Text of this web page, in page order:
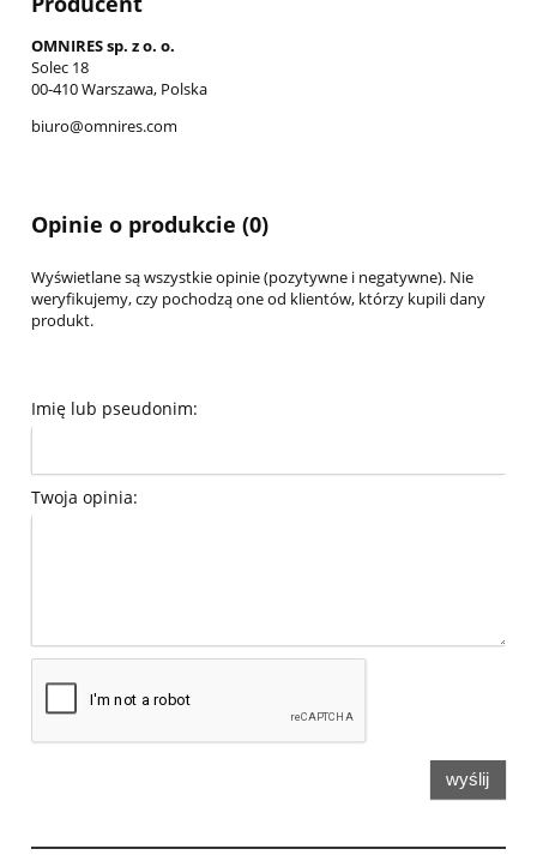
OMNIRES sp. z o. o.
Solec 18
00-410 Warszawa, Polska
biuro@omnires.com
Opinie o produkcie (0)
Wyświetlane są wszystkie opinie (pozytywne i negatywne). Nie
weryfikujemy, czy pochodzą one od klientów, którzy kupili dany
produkt.
Imię lub pseudonim:
Twoja opinia:
wyślij